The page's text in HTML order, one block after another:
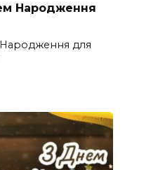
Народження
для